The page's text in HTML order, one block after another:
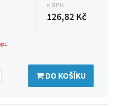
s DPH
126,82 Kč
DO KOŠÍKU